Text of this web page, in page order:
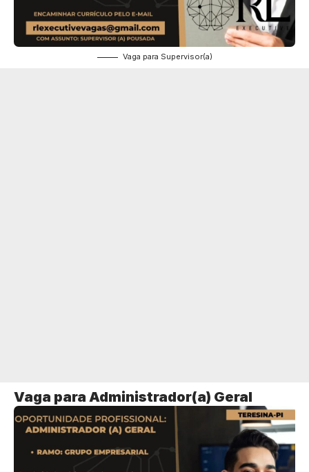
Vaga para Supervisor(a)
Vaga para Administrador(a) Geral